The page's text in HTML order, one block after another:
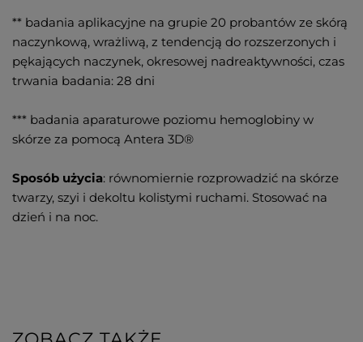
** badania aplikacyjne na grupie 20 probantów ze skórą
naczynkową, wrażliwą, z tendencją do rozszerzonych i
pękających naczynek, okresowej nadreaktywności, czas
trwania badania: 28 dni
*** badania aparaturowe poziomu hemoglobiny w
skórze za pomocą Antera 3D®
Sposób użycia: równomiernie rozprowadzić na skórze
twarzy, szyi i dekoltu kolistymi ruchami. Stosować na
dzień i na noc.